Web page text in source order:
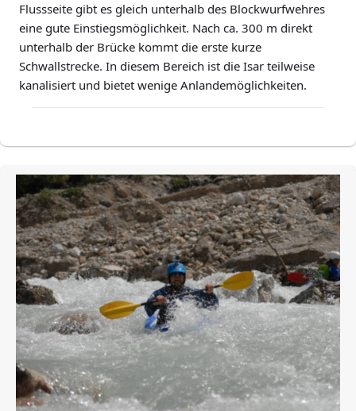
Flussseite gibt es gleich unterhalb des Blockwurfwehres
eine gute Einstiegsmöglichkeit. Nach ca. 300 m direkt
unterhalb der Brücke kommt die erste kurze
Schwallstrecke. In diesem Bereich ist die Isar teilweise
kanalisiert und bietet wenige Anlandemöglichkeiten.